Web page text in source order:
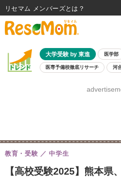
大学受験 by 東進 医学部
医専予備校徹底リサーチ 河
8月開催学校説明会
【高校受験2025】熊本県
教育・受験 中学生
リセマム メンバーズ